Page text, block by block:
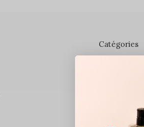
Catégories
Soins du visage